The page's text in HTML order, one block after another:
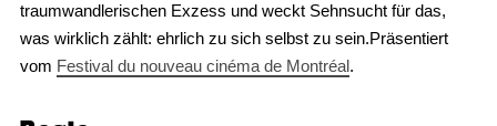
traumwandlerischen Exzess und weckt Sehnsucht für das,
was wirklich zählt: ehrlich zu sich selbst zu sein.Präsentiert
vom Festival du nouveau cinéma de Montréal.